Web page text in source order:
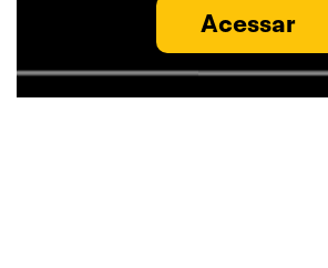
Acessar